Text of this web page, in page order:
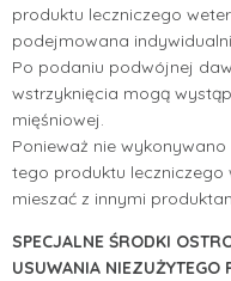
produktu leczniczego
podejmowana
Po podaniu podwójnej
wstrzyknięcia mogą
mięśniowej.
Ponieważ nie
tego produktu
mieszać z innymi
SPECJALNE ŚRODKI
USUWANIA NIEZUŻYTEGO